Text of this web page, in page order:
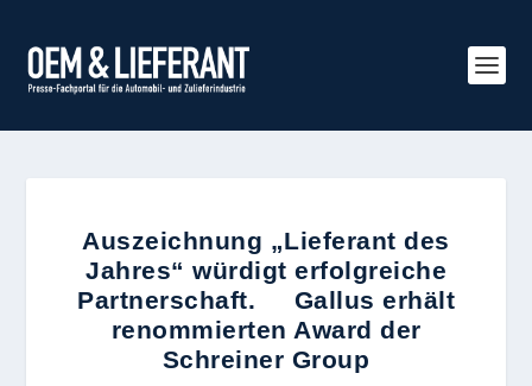
Auszeichnung „Lieferant des
Jahres“ würdigt erfolgreiche
Partnerschaft. Gallus erhält
renommierten Award der
Schreiner Group